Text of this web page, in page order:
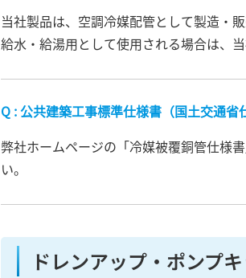
当社製品は、空調冷媒配管として製造・販
給水・給湯用として使用される場合は、
公共建築工事標準仕様書（国土交通省
弊社ホームページの「冷媒被覆銅管仕様
い。
ドレンアップ・ポンプ